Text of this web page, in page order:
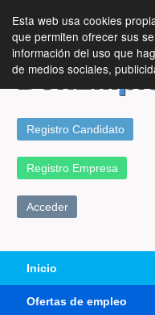
Esta web usa cookies
que permiten ofrecer sus
información del uso que
de medios sociales,
Registro Candidato
Registro Empresa
Acceder
Inicio
Ofertas de empleo